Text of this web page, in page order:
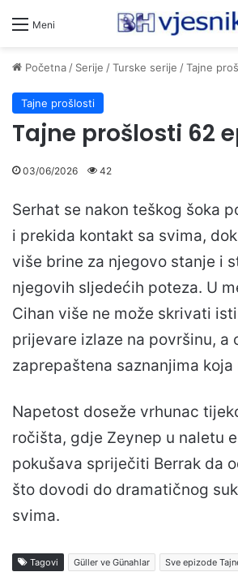
Meni
Početna/ Serije /Turske serije /Tajne
Tajne prošlosti
Tajne prošlosti 62
03/06/2026 42
Serhat se nakon teškog šoka
i prekida kontakt sa svima,
više brine za njegovo stanje i
njegovih sljedećih poteza. U
Cihan više ne može skrivati
prijevare izlaze na površinu, a
zaprepaštena saznanjima
Napetost doseže vrhunac
ročišta, gdje Zeynep u naletu
pokušava spriječiti Berrak da
što dovodi do dramatičnog
svima.
Tagovi Güller ve Günahlar
Sve epizode